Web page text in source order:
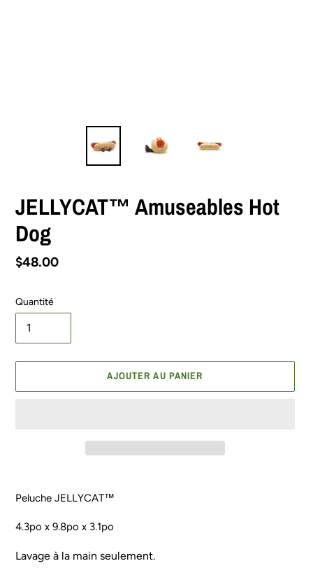
JELLYCAT™ Amuseables Hot
Dog
Prix
$48.00
Quantité
AJOUTER AU PANIER
d'un
à
panier
Peluche JELLYCAT™
4.3po x 9.8po x 3.1po
Lavage à la main seulement.